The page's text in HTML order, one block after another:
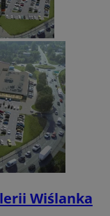
Wiślanka